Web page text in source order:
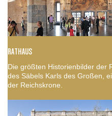
RATHAUS
Die größten Historienbilder der
des Säbels Karls des Großen,
der Reichskrone.